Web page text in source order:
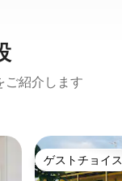
ご紹介します
ゲストチョイス
ゲストチョイス